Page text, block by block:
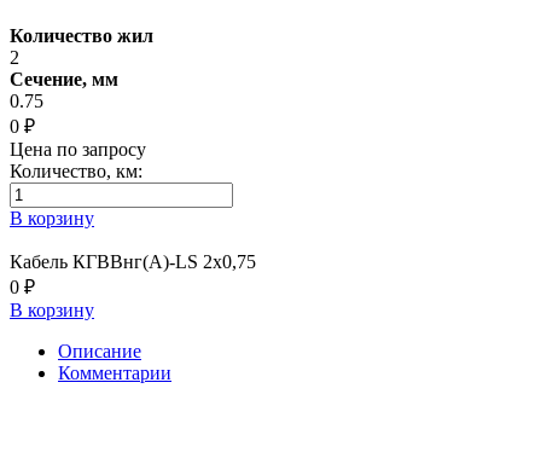
Количество жил
2
Сечение, мм
0.75
0 ₽
Цена по запросу
Количество, км:
В корзину
Кабель КГВВнг(А)-LS 2х0,75
0 ₽
В корзину
Описание
Комментарии